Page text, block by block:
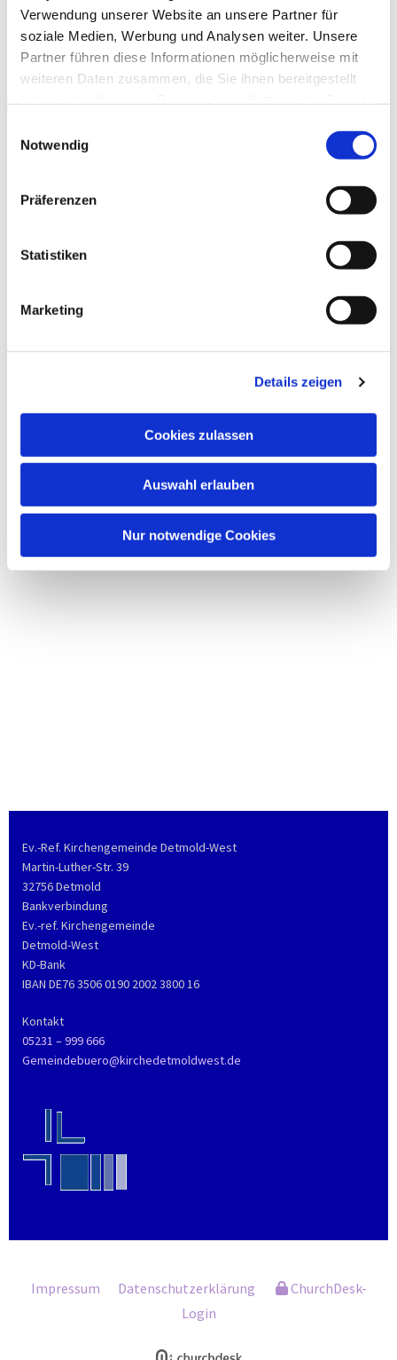
Verwendung unserer Website an unsere Partner für
soziale Medien, Werbung und Analysen weiter. Unsere
Partner führen diese Informationen möglicherweise mit
weiteren Daten zusammen, die Sie ihnen bereitgestellt
Notwendig
Präferenzen
Statistiken
Marketing
Details zeigen
Cookies zulassen
Auswahl erlauben
Nur notwendige Cookies
Dies könnte Sie auch
Ev.-Ref. Kirchengemeinde Detmold-West
Martin-Luther-Str. 39
32756 Detmold
Bankverbindung
Ev.-ref. Kirchengemeinde
Detmold-West
KD-Bank
IBAN DE76 3506 0190 2002 3800 16
Kontakt
05231 – 999 666
Gemeindebuero@kirchedetmoldwest.de
Impressum Datenschutzerklärung
ChurchDesk-
Login